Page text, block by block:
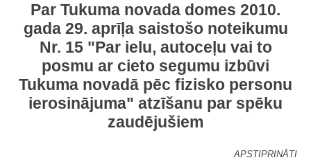
Par Tukuma novada domes 2010.
gada 29. aprīļa saistošo noteikumu
Nr. 15 "Par ielu, autoceļu vai to
posmu ar cieto segumu izbūvi
Tukuma novadā pēc fizisko personu
ierosinājuma" atzīšanu par spēku
zaudējušiem
APSTIPRINĀTI